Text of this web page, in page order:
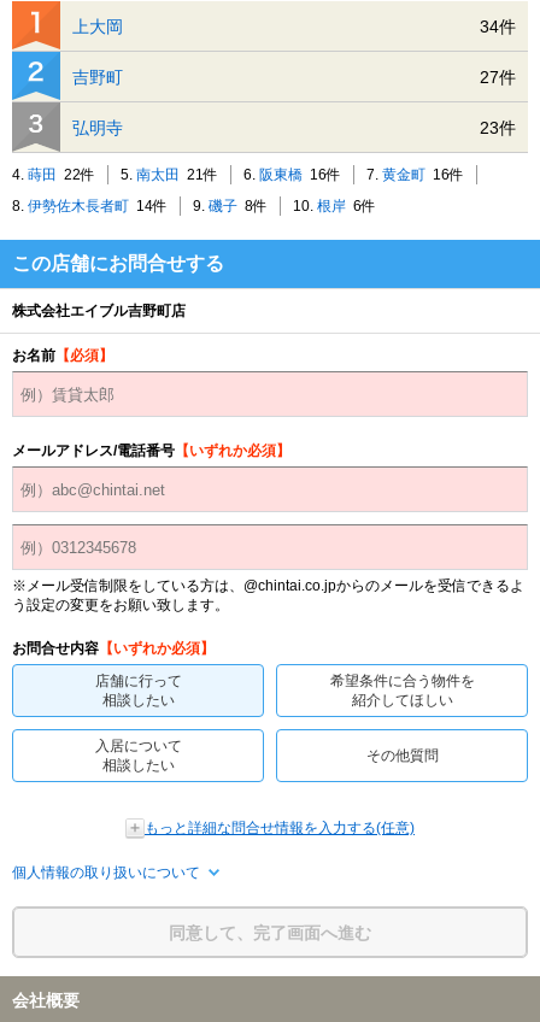
上大岡 34件
吉野町 27件
弘明寺 23件
4. 蒔田 22件 5. 南太田 21件 6. 阪東橋 16件 7. 黄金町 16件
8. 伊勢佐木長者町 14件 9. 磯子 8件 10. 根岸 6件
この店舗にお問合せする
株式会社エイブル吉野町店
お名前 【必須】
メールアドレス/電話番号 【いずれか必須】
※メール受信制限をしている方は、@chintai.co.jpからのメールを受信できるよ
う設定の変更をお願い致します。
お問合せ内容 【いずれか必須】
店舗に行って
相談したい
希望条件に合う物件を
紹介してほしい
入居について
相談したい
その他質問
もっと詳細な問合せ情報を入力する(任意)
個人情報の取り扱いについて
同意して、完了画面へ進む
会社概要